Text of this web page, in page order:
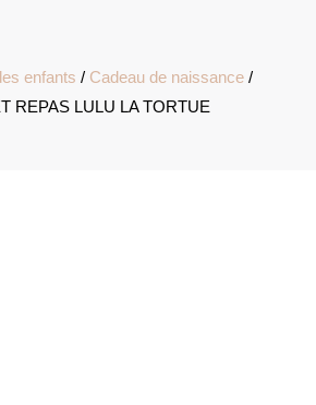
enfants / Cadeau de naissance/
REPAS LULU LA TORTUE